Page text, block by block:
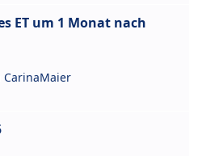
ET um 1 Monat nach
CarinaMaier